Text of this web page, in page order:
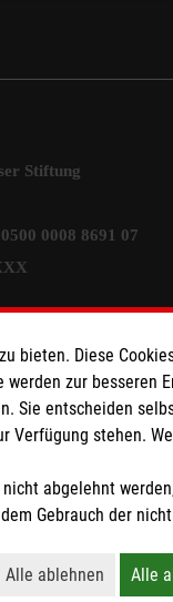
Stiftung
0008 8691 07
von der
bieten. Diese
zur besseren
Sie entscheiden
stehen.
abgelehnt
Gebrauch der
Alle ablehnen
Lehnt alle
Alle